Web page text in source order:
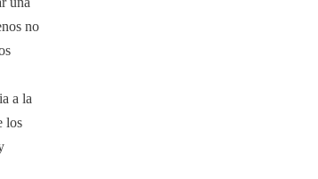
no
a la
los